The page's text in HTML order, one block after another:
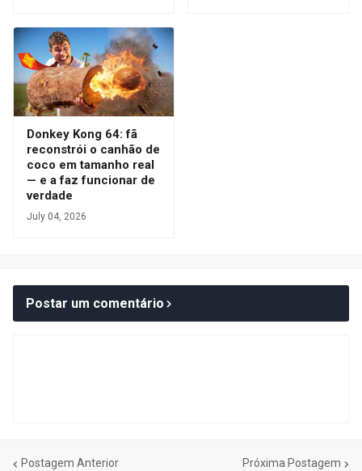
Donkey Kong 64: fã
reconstrói o canhão de
coco em tamanho real
— e a faz funcionar de
verdade
July 04, 2026
Postar um comentário
Postagem Anterior Próxima Postagem